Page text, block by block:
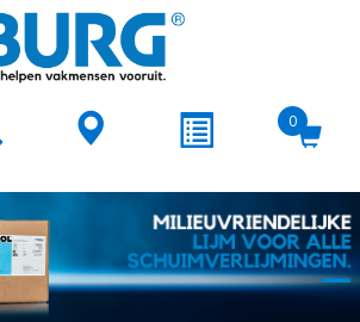
0